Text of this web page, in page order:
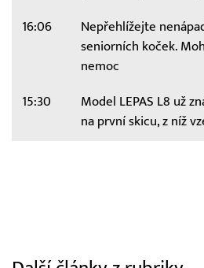
16:06
Nepřehlížejte
seniorních koček.
nemoc
15:30
Model LEPAS L8 už
na první skicu, z níž